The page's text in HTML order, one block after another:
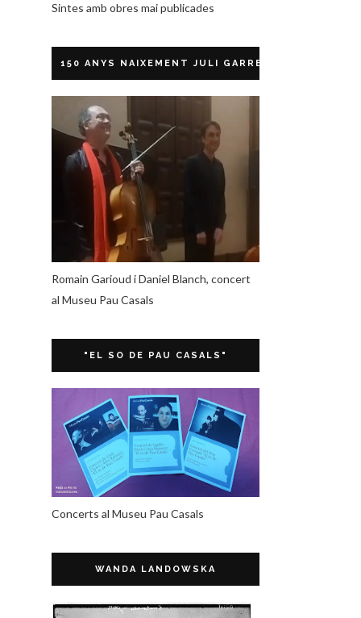
Sintes amb obres mai publicades
150 ANYS NAIXEMENT JULI GARRETA
Romain Garioud i Daniel Blanch, concert
al Museu Pau Casals
"EL SO DE PAU CASALS"
Concerts al Museu Pau Casals
WANDA LANDOWSKA